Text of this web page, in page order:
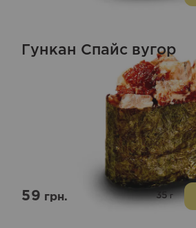
Гункан Спайс вугор
59грн. 35 г